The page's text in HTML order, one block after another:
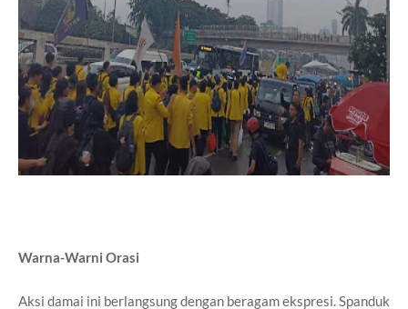
Warna-Warni Orasi
Aksi damai ini berlangsung dengan beragam ekspresi. Spanduk